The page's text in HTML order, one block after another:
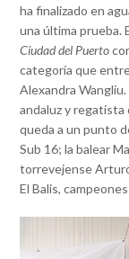
ha finalizado en
una última prueba.
Ciudad del Puerto
categoría que
Alexandra
andaluz y regatista
queda a un punto
Sub 16; la balear
torrevejense
El Balis,